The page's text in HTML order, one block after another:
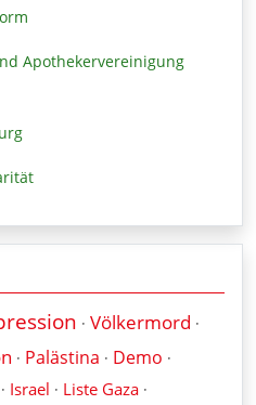
Apothekervereinigung
· Völkermord ·
· Palästina · Demo ·
· Israel · Liste Gaza ·